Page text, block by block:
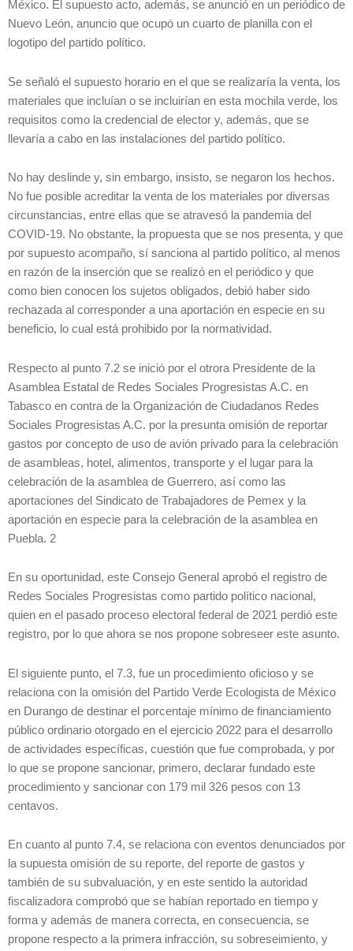
México. El supuesto acto, además, se anunció en un periódico de
Nuevo León, anuncio que ocupó un cuarto de planilla con el
logotipo del partido político.
Se señaló el supuesto horario en el que se realizaría la venta, los
materiales que incluían o se incluirían en esta mochila verde, los
requisitos como la credencial de elector y, además, que se
llevaría a cabo en las instalaciones del partido político.
No hay deslinde y, sin embargo, insisto, se negaron los hechos.
No fue posible acreditar la venta de los materiales por diversas
circunstancias, entre ellas que se atravesó la pandemia del
COVID-19. No obstante, la propuesta que se nos presenta, y que
por supuesto acompaño, sí sanciona al partido político, al menos
en razón de la inserción que se realizó en el periódico y que
como bien conocen los sujetos obligados, debió haber sido
rechazada al corresponder a una aportación en especie en su
beneficio, lo cual está prohibido por la normatividad.
Respecto al punto 7.2 se inició por el otrora Presidente de la
Asamblea Estatal de Redes Sociales Progresistas A.C. en
Tabasco en contra de la Organización de Ciudadanos Redes
Sociales Progresistas A.C. por la presunta omisión de reportar
gastos por concepto de uso de avión privado para la celebración
de asambleas, hotel, alimentos, transporte y el lugar para la
celebración de la asamblea de Guerrero, así como las
aportaciones del Sindicato de Trabajadores de Pemex y la
aportación en especie para la celebración de la asamblea en
Puebla. 2
En su oportunidad, este Consejo General aprobó el registro de
Redes Sociales Progresistas como partido político nacional,
quien en el pasado proceso electoral federal de 2021 perdió este
registro, por lo que ahora se nos propone sobreseer este asunto.
El siguiente punto, el 7.3, fue un procedimiento oficioso y se
relaciona con la omisión del Partido Verde Ecologista de México
en Durango de destinar el porcentaje mínimo de financiamiento
público ordinario otorgado en el ejercicio 2022 para el desarrollo
de actividades específicas, cuestión que fue comprobada, y por
lo que se propone sancionar, primero, declarar fundado este
procedimiento y sancionar con 179 mil 326 pesos con 13
centavos.
En cuanto al punto 7.4, se relaciona con eventos denunciados por
la supuesta omisión de su reporte, del reporte de gastos y
también de su subvaluación, y en este sentido la autoridad
fiscalizadora comprobó que se habían reportado en tiempo y
forma y además de manera correcta, en consecuencia, se
propone respecto a la primera infracción, su sobreseimiento, y